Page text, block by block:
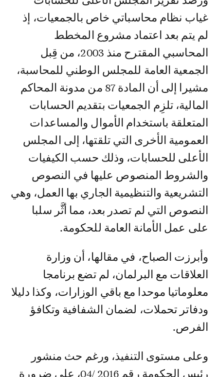
غياب نظام محاسباتي خاص بالجمعيات، إذ
لم يتم بعد اعتماد مشروع المخطط
المحاسبي المقترح منذ 2003، من قِبل
الجمعية العامة للمجلس الوطني للمحاسبة،
مشيرا إلى أن المادة 87 من مدونة المحاكم
المالية، تلزِم الجمعيات بتقديم الحسابات
المتعلقة باستخدام الأموال والمساعدات
العمومية الأخرى التي تلقتها، إلى المجلس
الأعلى للحسابات، وذلك حسب الكيفيات
والشروط المنصوص عليها في النصوص
التشريعية والتنظيمية الجاري بها العمل، وهي
النصوص التي لم تصدر بعد، مما أثَّر سلبا
على عمل الأمانة العامة للحكومة.
وأبرزت الصباح، في مقالها، أن وزارة
العلاقات مع البرلمان، لم تضع برنامجا
معلوماتيا موحدا مع باقي الوزارات، وكذا دليلا
ودفاتر تحملات، لضمان الشفافية وتكافؤ
الفرص.
وعلى مستوى التنفيذ، ورغم حث منشور
رئيس الحكومة رقم 2016 /04، على ضرورة